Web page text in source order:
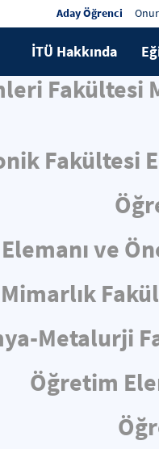
Aday Öğrenci
İTÜ Hakkında
Fakültesi
ve
Mimarlık
Metalurji
Öğretim